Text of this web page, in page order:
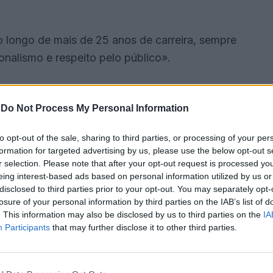
Do Not Process My Personal Information
opt-out of the sale, sharing to third parties, or processing of your
for targeted advertising by us, please use the below opt-out
selection. Please note that after your opt-out request is processed
interest-based ads based on personal information utilized by us
to third parties prior to your opt-out. You may separately
of your personal information by third parties on the IAB’s list of
This information may also be disclosed by us to third parties on the
Participants that may further disclose it to other third parties.
de mais de 25 anos de carreira, sempre
e respeito pelo público».
o percurso artístico. «É essa linha que
indicam.
o apoio recebido. «Agradecemos aos nossos
período exigente e duro. O vosso carinho e
e na ligação ao público. «A nossa música e
Continuaremos próximos de quem acredita no